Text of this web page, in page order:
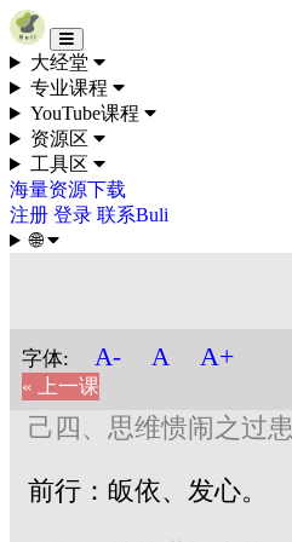
Skip to content
大经堂
专业课程
YouTube课程
资源区
工具区
海量资源下载
注册 登录 联系Buli
🌐
字体: A- A A+
« 上一课
己四、思维愦闹之过患
前行：皈依、发心。